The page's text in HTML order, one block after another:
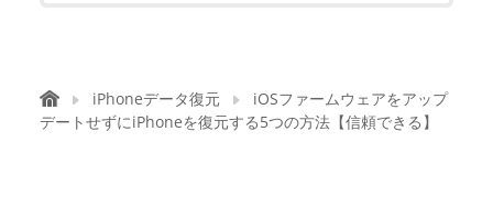
iPhoneデータ復元
iOSファームウェアをアップ
デートせずにiPhoneを復元する5つの方法【信頼できる】